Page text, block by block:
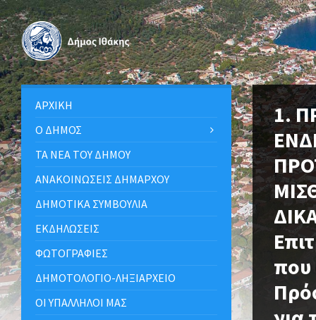
1.
που
ΑΡΧΙΚΉ
Ο ΔΉΜΟΣ
ΤΑ ΝΈΑ ΤΟΥ ΔΉΜΟΥ
ΑΝΑΚΟΙΝΩΣΕΙΣ ΔΗΜΑΡΧΟΥ
ΔΗΜΟΤΙΚΆ ΣΥΜΒΟΎΛΙΑ
ΕΚΔΗΛΏΣΕΙΣ
ΦΩΤΟΓΡΑΦΊΕΣ
ΔΗΜΟΤΟΛΌΓΙΟ-ΛΗΞΙΑΡΧΕΊΟ
ΟΙ ΥΠΆΛΛΗΛΟΙ ΜΑΣ